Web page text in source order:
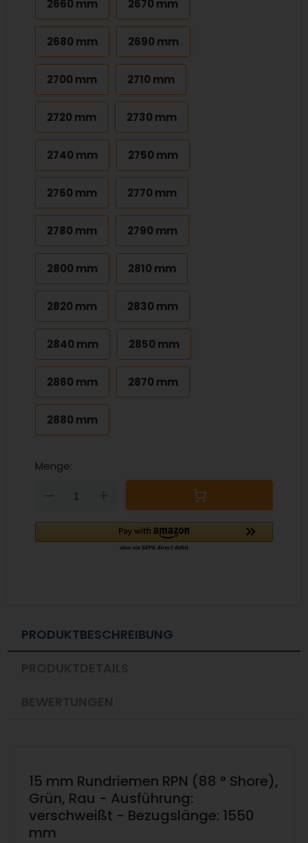
2660 mm 2670 mm
2680 mm 2690 mm
2700 mm 2710 mm
2720 mm 2730 mm
2740 mm 2750 mm
2760 mm 2770 mm
2780 mm 2790 mm
2800 mm 2810 mm
2820 mm 2830 mm
2840 mm 2850 mm
2860 mm 2870 mm
2880 mm
Menge:
Down
PRODUKTBESCHREIBUNG
15 mm Rundriemen RPN (88 ° Shore),
Grün, Rau - Ausführung:
verschweißt - Bezugslänge: 1550
mm